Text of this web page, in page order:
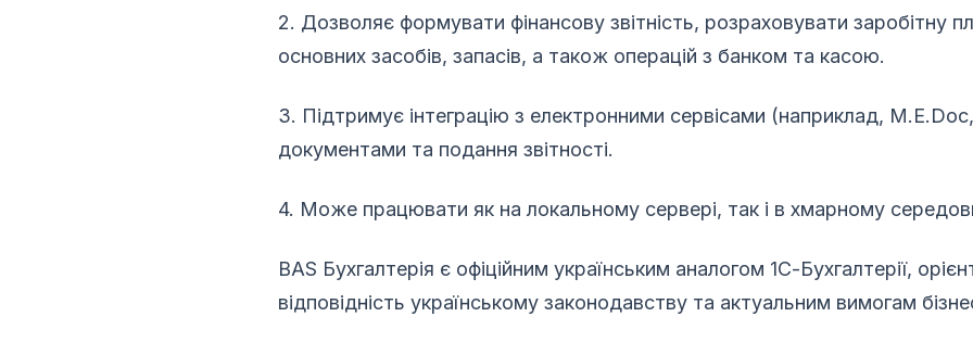
2. Дозволяє формувати фінансову звітність, розраховувати заробітну
основних засобів, запасів, а також операцій з банком та касою.
3. Підтримує інтеграцію з електронними сервісами (наприклад,
документами та подання звітності.
4. Може працювати як на локальному сервері, так і в хмарному
BAS Бухгалтерія є офіційним українським аналогом 1С-Бухгалтерії,
відповідність українському законодавству та актуальним вимогам